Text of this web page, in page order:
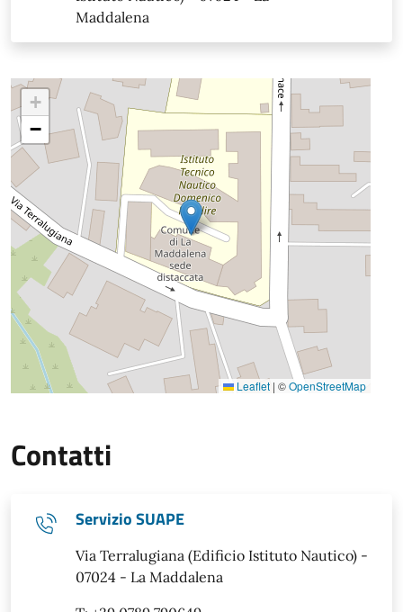
Maddalena
+
−
Leaflet | ©OpenStreetMap
Contatti
Servizio SUAPE
Via Terralugiana (Edificio Istituto Nautico) -
07024 - La Maddalena